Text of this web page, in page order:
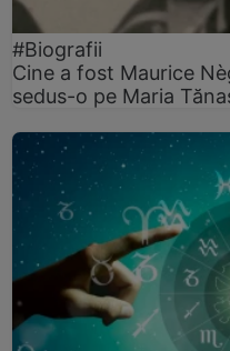
#Biografii
Cine a fost Maurice
sedus-o pe Maria